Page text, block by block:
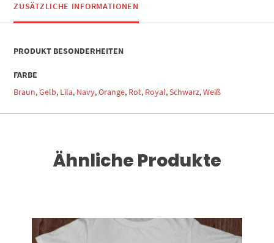
ZUSÄTZLICHE INFORMATIONEN
PRODUKT BESONDERHEITEN
FARBE
Braun,Gelb, Lila, Navy,Orange, Rot, Royal,Schwarz,Weiß
Ähnliche Produkte
Dieses Produkt weist mehrere Varianten auf. Die Optionen können auf der Produktseite gewählt werden